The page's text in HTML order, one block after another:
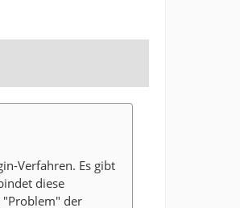
Verfahren. Es gibt
diese
"Problem" der